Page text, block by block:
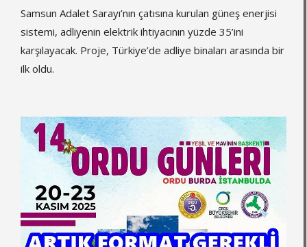
Samsun Adalet Sarayı’nın çatısına kurulan güneş enerjisi
sistemi, adliyenin elektrik ihtiyacının yüzde 35’ini
karşılayacak. Proje, Türkiye’de adliye binaları arasında bir
ilk oldu.